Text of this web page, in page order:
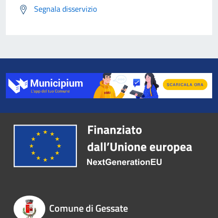
Segnala disservizio
Comune di Gessate